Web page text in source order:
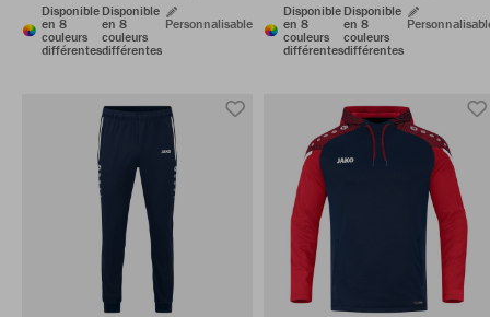
Disponible
en 8
couleurs
différentes
Disponible
en 8
couleurs
différentes
Personnalisable
Disponible
en 8
couleurs
différentes
Disponible
en 8
couleurs
différentes